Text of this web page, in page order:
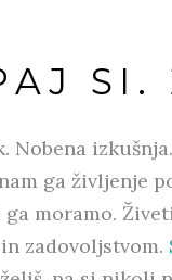
SI.
Nobena
ga življenje
moramo.
zadovoljstvom.